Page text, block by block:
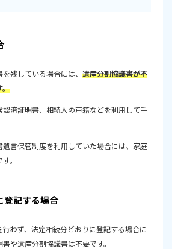
残している場合には、 遺産分割協議書が不
。
済証明書、相続人の戸籍などを利用して手
言保管制度を利用していた場合には、家庭
。
登記する場合
わず、法定相続分どおりに登記する場合に
や遺産分割協議書は不要です。